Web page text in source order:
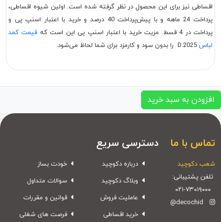
اقساطی نیز برای این محصول در نظر گرفته شده است. اولین شیوه اقساطی،
پرداخت 24 ماهه و با پیش‌پرداخت 40 درصد و خرید با اعتبار اسنپ پی و
پرداخت در 4 قسط. مزیت خرید با اعتبار اسنپ پی این است که
قیمت کمد
لباس
افزودن به سبد خرید
تماس با ما
شعب دکوچید
تلفن پشتیبانی:
۰۲۱-۷۳۰۱۹۰۰۰
@decochid
دسترسی سریع
درباره دکوچید
وبلاگ دکوچید
عاملیت فروش
خرید اقساطی
خودت بساز
سوالات متداول
قوانین و مقررات
فرصت های شغلی